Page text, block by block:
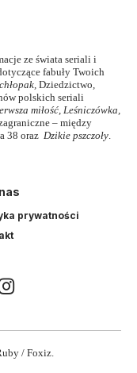
ze świata seriali i
fabuły Twoich
, Dziedzictwo,
polskich seriali
miłość,Leśniczówka,
– między
38 oraz Dzikie pszczoły.
prywatności
/ Foxiz.